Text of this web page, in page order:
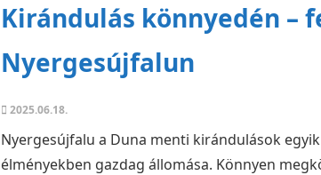
Kirándulás könnyedén –
Nyergesújfalun
2025.06.18.
Nyergesújfalu a Duna menti kirándulások
élményekben gazdag állomása. Könnyen